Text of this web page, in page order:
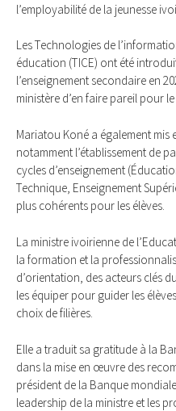
l’employabilité de la jeunesse
Les Technologies de
éducation (TICE) ont été
l’enseignement secondaire en
ministère d’en faire pareil pour
Mariatou Koné a également mis
notamment l’établissement de
cycles d’enseignement
Technique, Enseignement
plus cohérents pour les élèves.
La ministre ivoirienne de
la formation et la
d’orientation, des acteurs clés
les équiper pour guider les
choix de filières.
Elle a traduit sa gratitude à la
dans la mise en œuvre des
président de la Banque
leadership de la ministre et les